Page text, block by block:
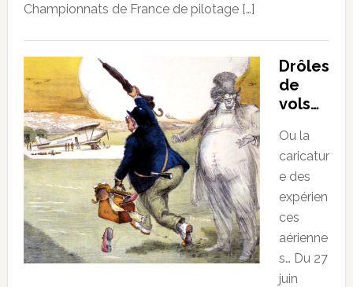
Championnats de France de pilotage […]
Drôles
de
vols…
Ou la
caricatur
e des
expérien
ces
aérienne
s… Du 27
juin